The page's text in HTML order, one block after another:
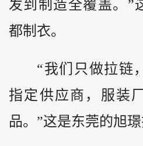
发到制造全覆盖。”
都制衣。
“我们只做拉链
指定供应商，服装
品。”这是东莞的旭璟